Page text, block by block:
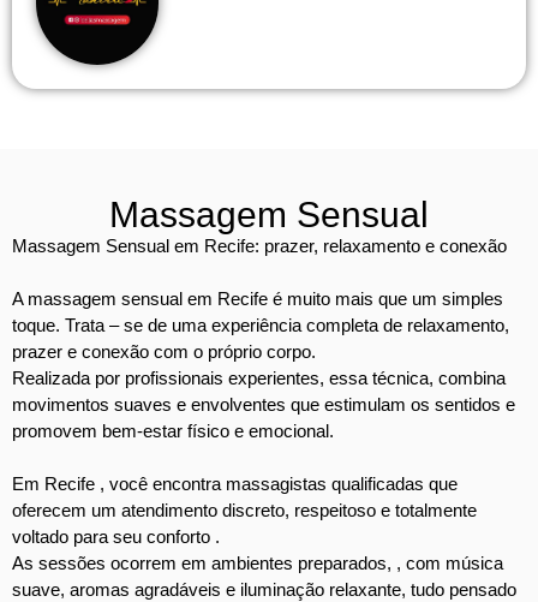
Massagem Sensual
Massagem Sensual em Recife: prazer, relaxamento e conexão
A massagem sensual em Recife é muito mais que um simples
toque. Trata – se de uma experiência completa de relaxamento,
prazer e conexão com o próprio corpo.
Realizada por profissionais experientes, essa técnica, combina
movimentos suaves e envolventes que estimulam os sentidos e
promovem bem-estar físico e emocional.
Em Recife , você encontra massagistas qualificadas que
oferecem um atendimento discreto, respeitoso e totalmente
voltado para seu conforto .
As sessões ocorrem em ambientes preparados, , com música
suave, aromas agradáveis e iluminação relaxante, tudo pensado